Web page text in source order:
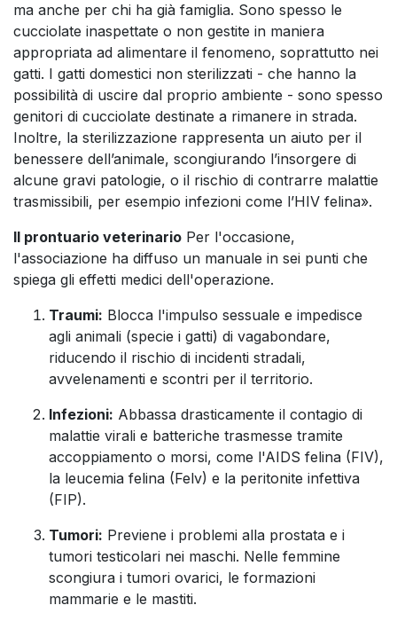
ma anche per chi ha già famiglia. Sono spesso le
cucciolate inaspettate o non gestite in maniera
appropriata ad alimentare il fenomeno, soprattutto nei
gatti. I gatti domestici non sterilizzati - che hanno la
possibilità di uscire dal proprio ambiente - sono spesso
genitori di cucciolate destinate a rimanere in strada.
Inoltre, la sterilizzazione rappresenta un aiuto per il
benessere dell’animale, scongiurando l’insorgere di
alcune gravi patologie, o il rischio di contrarre malattie
trasmissibili, per esempio infezioni come l’HIV felina».
Il prontuario veterinario Per l'occasione,
l'associazione ha diffuso un manuale in sei punti che
spiega gli effetti medici dell'operazione.
Traumi: Blocca l'impulso sessuale e impedisce
agli animali (specie i gatti) di vagabondare,
riducendo il rischio di incidenti stradali,
avvelenamenti e scontri per il territorio.
Infezioni: Abbassa drasticamente il contagio di
malattie virali e batteriche trasmesse tramite
accoppiamento o morsi, come l'AIDS felina (FIV),
la leucemia felina (Felv) e la peritonite infettiva
(FIP).
Tumori: Previene i problemi alla prostata e i
tumori testicolari nei maschi. Nelle femmine
scongiura i tumori ovarici, le formazioni
mammarie e le mastiti.